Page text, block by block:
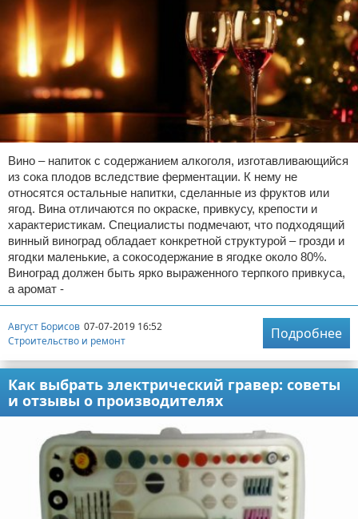
Вино – напиток с содержанием алкоголя, изготавливающийся
из сока плодов вследствие ферментации. К нему не
относятся остальные напитки, сделанные из фруктов или
ягод. Вина отличаются по окраске, привкусу, крепости и
характеристикам. Специалисты подмечают, что подходящий
винный виноград обладает конкретной структурой – грозди и
ягодки маленькие, а сокосодержание в ягодке около 80%.
Виноград должен быть ярко выраженного терпкого привкуса,
а аромат -
Август Борисов 07-07-2019 16:52
Строительство и ремонт
Подробнее
Как выбрать электрический гравер: советы
и отзывы о производителях